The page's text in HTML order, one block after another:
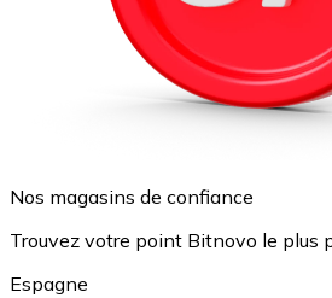
Nos magasins de confiance
Trouvez votre point Bitnovo le plus
Espagne